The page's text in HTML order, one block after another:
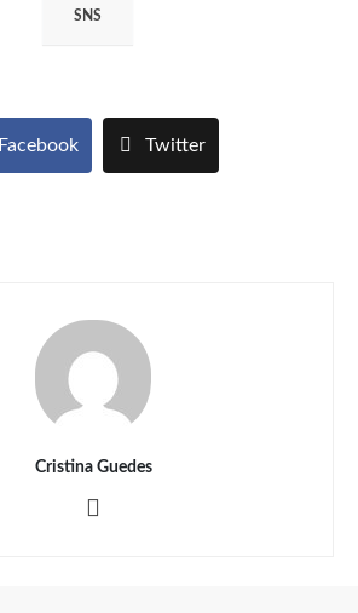
SNS
Facebook Twitter
Cristina Guedes